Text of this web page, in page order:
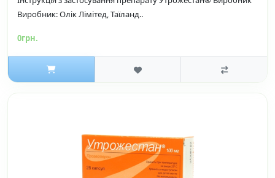
Виробник: Олік Лімітед, Таїланд..
0грн.